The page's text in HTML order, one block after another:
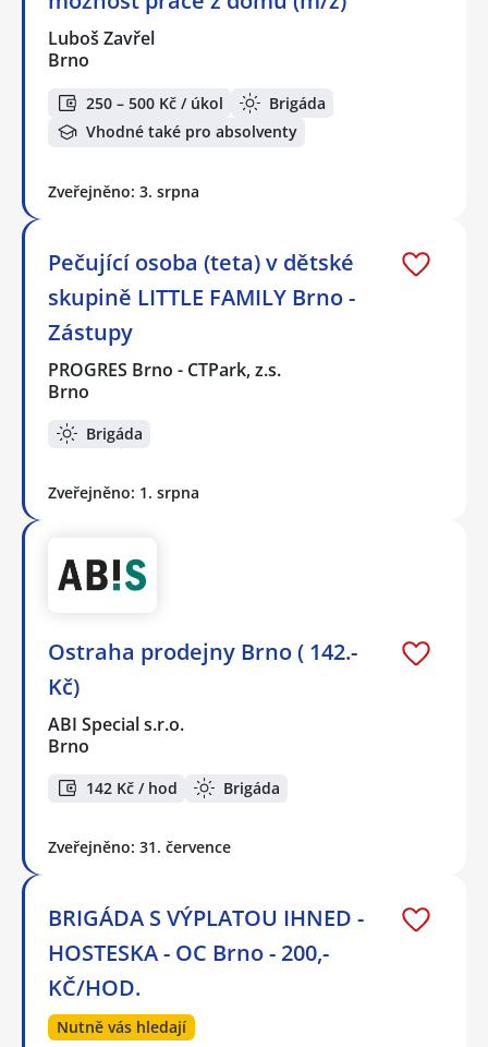
Luboš Zavřel
Brno
250 – 500 Kč / úkol
Brigáda
Vhodné také pro absolventy
Zveřejněno: 3. srpna
Pečující osoba (teta) v dětské
skupině LITTLE FAMILY Brno -
Zástupy
PROGRES Brno - CTPark, z.s.
Brno
Brigáda
Zveřejněno: 1. srpna
Ostraha prodejny Brno ( 142.-
Kč)
ABI Special s.r.o.
Brno
142 Kč / hod Brigáda
Zveřejněno: 31. července
BRIGÁDA S VÝPLATOU IHNED -
HOSTESKA - OC Brno - 200,-
KČ/HOD.
Nutně vás hledají